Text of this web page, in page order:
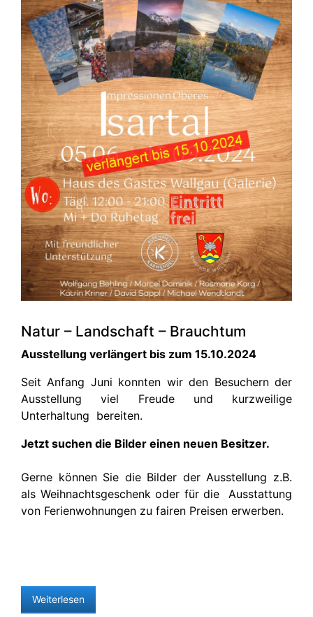
Natur – Landschaft – Brauchtum
Ausstellung verlängert bis zum 15.10.2024
Seit Anfang Juni konnten wir den Besuchern der
Ausstellung viel Freude und kurzweilige
Unterhaltung bereiten.
Jetzt suchen die Bilder einen neuen Besitzer.
Gerne können Sie die Bilder der Ausstellung z.B.
als Weihnachtsgeschenk oder für die Ausstattung
von Ferienwohnungen zu fairen Preisen erwerben.
Weiterlesen